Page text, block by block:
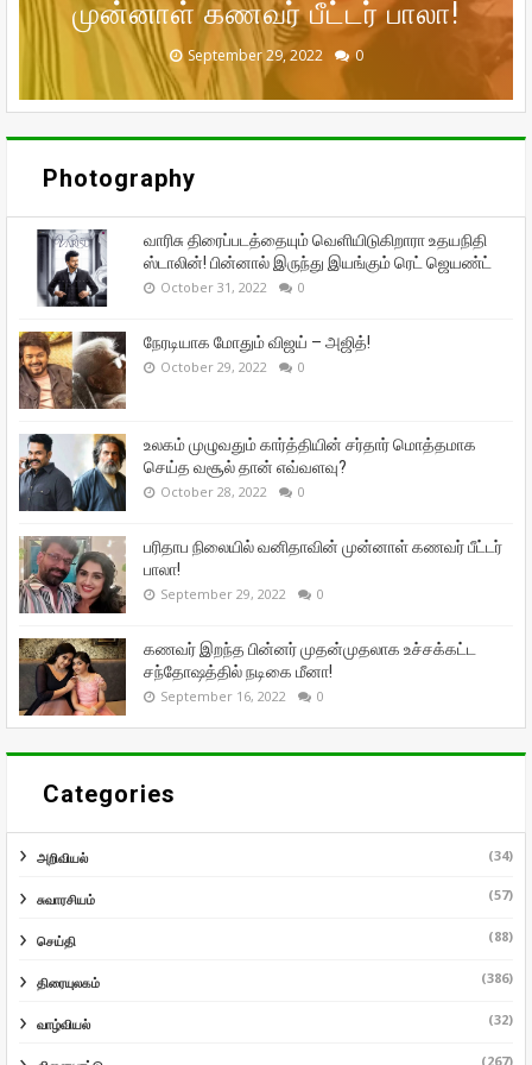
ஜெயண்ட்
October 31, 2022 0
நேரடியாக மோதும் விஜய் – அஜித்!
October 29, 2022 0
தான் எவ்வளவு?
October 28, 2022 0
முன்னாள் கணவர் பீட்டர் பாலா!
September 29, 2022 0
சந்தோஷத்தில் நடிகை மீனா!
September 16, 2022 0
Photography
வாரிசு திரைப்படத்தையும் வெளியிடுகிறாரா உதயநிதி
ஸ்டாலின்! பின்னால் இருந்து இயங்கும் ரெட் ஜெயண்ட்
October 31, 2022 0
நேரடியாக மோதும் விஜய் – அஜித்!
October 29, 2022 0
உலகம் முழுவதும் கார்த்தியின் சர்தார் மொத்தமாக
செய்த வசூல் தான் எவ்வளவு?
October 28, 2022 0
பரிதாப நிலையில் வனிதாவின் முன்னாள் கணவர் பீட்டர்
பாலா!
September 29, 2022 0
கணவர் இறந்த பின்னர் முதன்முதலாக உச்சக்கட்ட
சந்தோஷத்தில் நடிகை மீனா!
September 16, 2022 0
Categories
அறிவியல் (34)
சுவாரசியம் (57)
செய்தி (88)
திரையுலகம் (386)
வாழ்வியல் (32)
(267)